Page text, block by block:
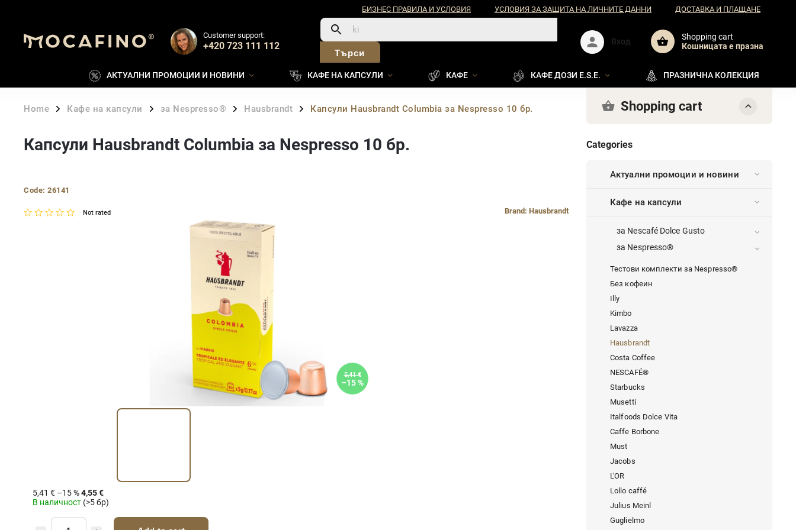
БИЗНЕС ПРАВИЛА И УСЛОВИЯ УСЛОВИЯ ЗА ЗАЩИТА НА ЛИЧНИТЕ ДАННИ ДОСТАВКА И ПЛАЩАНЕ
Customer support:
+420 723 111 112
Търси
Shopping cart
Кошницата e празна
Вход
АКТУАЛНИ ПРОМОЦИИ И НОВИНИ КАФЕ НА КАПСУЛИ КАФЕ КАФЕ ДОЗИ E.S.E. ПРАЗНИЧНА КОЛЕКЦИЯ
Home / Кафе на капсули / за Nespresso® / Hausbrandt / Капсули Hausbrandt Columbia за Nespresso 10 бр. Shopping cart
Categories
Актуални промоции и новини
Кафе на капсули
за Nescafé Dolce Gusto
за Nespresso®
Тестови комплекти за Nespresso®
Без кофеин
Illy
Kimbo
Lavazza
Hausbrandt
Costa Coffee
NESCAFÉ®
Starbucks
Musetti
Italfoods Dolce Vita
Caffe Borbone
Must
Jacobs
L'OR
Lollo caffé
Julius Meinl
Guglielmo
Капсули Hausbrandt Columbia за Nespresso 10 бр.
Code: 26141
Not rated Brand: Hausbrandt
5,41 €
–15 %
5,41 € –15 %4,55 €
В наличност (>5 бр)